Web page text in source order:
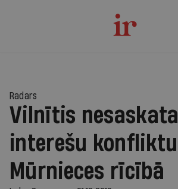
Radars
Vilnītis nesaskata
interešu konfliktu
Mūrnieces rīcībā